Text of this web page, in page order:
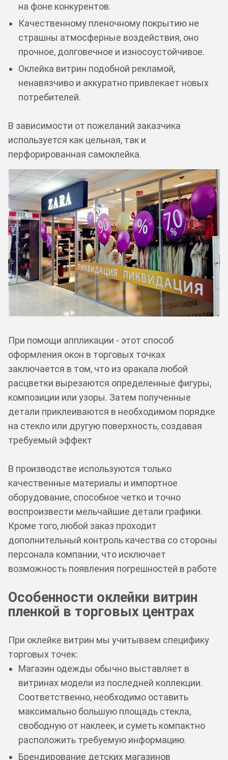
на фоне конкурентов.
Качественному пленочному покрытию не
страшны атмосферные воздействия, оно
прочное, долговечное и износоустойчивое.
Оклейка витрин подобной рекламой,
ненавязчиво и аккуратно привлекает новых
потребителей.
В зависимости от пожеланий заказчика
используется как цельная, так и
перфорированная самоклейка.
При помощи аппликации - этот способ
оформления окон в торговых точках
заключается в том, что из оракала любой
расцветки вырезаются определенные фигуры,
композиции или узоры. Затем полученные
детали приклеиваются в необходимом порядке
на стекло или другую поверхность, создавая
требуемый эффект
В производстве используются только
качественные материалы и импортное
оборудование, способное четко и точно
воспроизвести мельчайшие детали графики.
Кроме того, любой заказ проходит
дополнительный контроль качества со стороны
персонала компании, что исключает
возможность появления погрешностей в работе
Особенности оклейки витрин
пленкой в торговых центрах
При оклейке витрин мы учитываем специфику
торговых точек:
Магазин одежды обычно выставляет в
витринах модели из последней коллекции.
Соответственно, необходимо оставить
максимально большую площадь стекла,
свободную от наклеек, и суметь компактно
расположить требуемую информацию.
Брендирование детских магазинов